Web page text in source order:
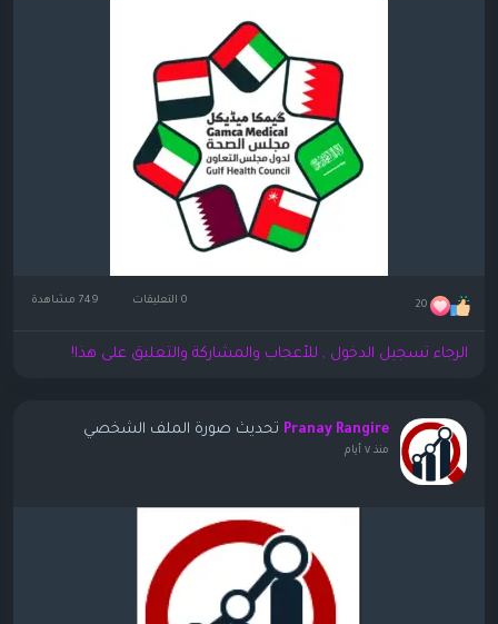
20 0 التعليقات
الرجاء تسجيل الدخول , للأعجاب والمشاركة والتعليق على هذا!
Pranay Rangire تحديث صورة الملف الشخصي
منذ ٧ أيام